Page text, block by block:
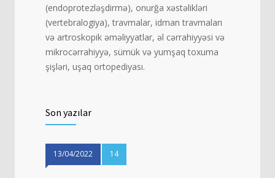
(endoprotezləşdirmə), onurğa xəstəlikləri
(vertebralogiya), travmalar, idman travmaları
və artroskopik əməliyyatlar, əl cərrahiyyəsi və
mikrocərrahiyyə, sümük və yumşaq toxuma
şişləri, uşaq ortopediyası.
Son yazılar
13/04/2022 14